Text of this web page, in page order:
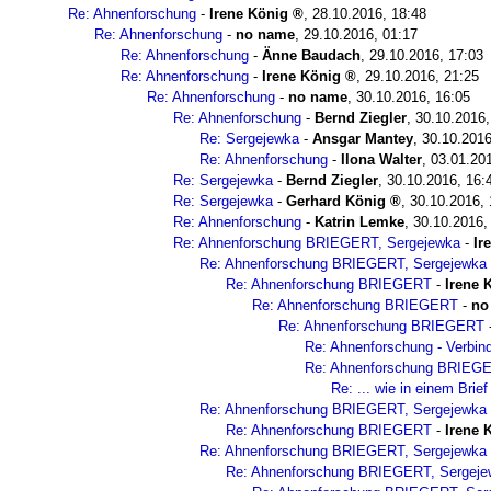
Re: Ahnenforschung - Irene König
28.10.2016, 18:48
Re: Ahnenforschung - no name 29.10.2016, 01:17
Re: Ahnenforschung - Änne Baudach 29.10.2016, 17:03
Re: Ahnenforschung - Irene König
29.10.2016, 21:25
Re: Ahnenforschung - no name 30.10.2016, 16:05
Re: Ahnenforschung - Bernd Ziegler
Re: Sergejewka - Ansgar Mantey
Re: Ahnenforschung - Ilona Walter
Re: Sergejewka - Bernd Ziegler 30.10.2016,
Re: Sergejewka - Gerhard König
30.10.2016,
Re: Ahnenforschung - Katrin Lemke
Re: Ahnenforschung BRIEGERT, Sergejewka -
Re: Ahnenforschung BRIEGERT, Sergejewka
Re: Ahnenforschung BRIEGERT - Irene
Re: Ahnenforschung BRIEGERT - no
Re: Ahnenforschung BRIEGERT
Re: Ahnenforschung -
Re: Ahnenforschung
Re: ... wie in einem
Re: Ahnenforschung BRIEGERT, Sergejewka
Re: Ahnenforschung BRIEGERT - Irene
Re: Ahnenforschung BRIEGERT, Sergejewka
Re: Ahnenforschung BRIEGERT,